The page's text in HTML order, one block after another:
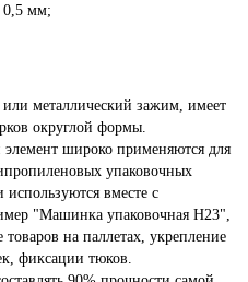
0,5 мм;
металлический зажим, имеет
округлой формы.
широко применяются для
упаковочных
используются вместе с
"Машинка упаковочная Н23",
на паллетах, укрепление
фиксации тюков.